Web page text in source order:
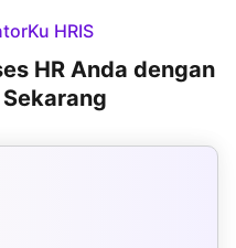
HRIS
HR Anda dengan
Sekarang